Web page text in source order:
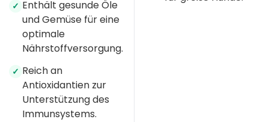
✓ Enthält gesunde Öle
und Gemüse für eine
optimale
Nährstoffversorgung.
✓ Reich an
Antioxidantien zur
Unterstützung des
Immunsystems.